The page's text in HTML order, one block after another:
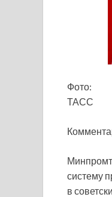
Фото:
ТАСС
систему
в